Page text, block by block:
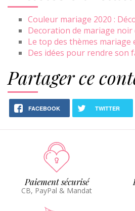
Couleur mariage 2020 :
Decoration de mariage noir
Le top des thèmes mariage
Des idées pour rendre son
Partager ce
FACEBOOK TWITTER
Paiement sécurisé
CB, PayPal & Mandat